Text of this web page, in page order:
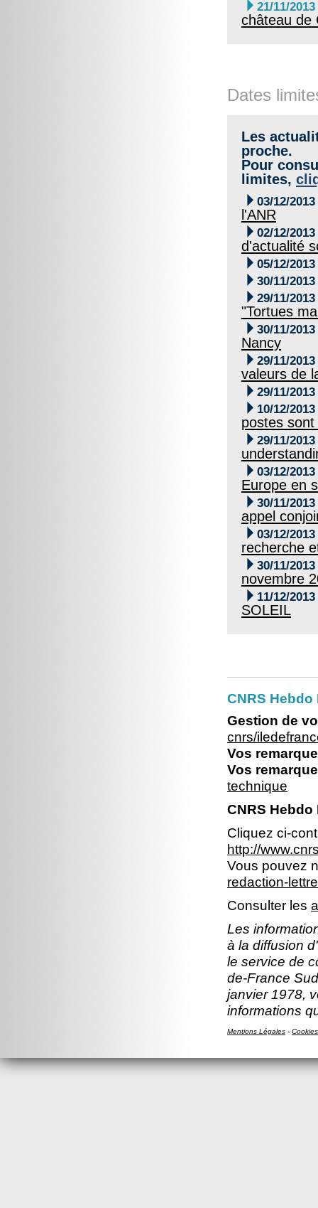
 21/11/2013
château de
Dates
Les
proche.
Pour
limites,
 03/12/2013
l'ANR
 02/12/2013
d'actualité
 05/12/2013
 30/11/2013
 29/11/2013
"Tortues
 30/11/2013
Nancy
 29/11/2013
valeurs de
 29/11/2013
 10/12/2013
postes
 29/11/2013
 03/12/2013
Europe en
 30/11/2013
appel
 03/12/2013
recherche
 30/11/2013
novembre
 11/12/2013
SOLEIL
CNRS Hebdo
Gestion de
cnrs/
Vos
Vos
technique
CNRS Hebdo
Cliquez ci-
http://
Vous pouvez
redaction-
Consulter les
Les
à la diffusion
le service de
de-France
janvier 1978,
informations
Mentions Légales - Cookies